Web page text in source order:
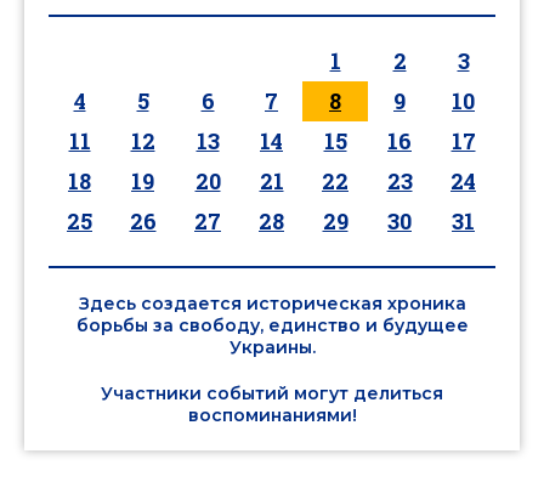
1 2
3
4
5 6 7 8 9
10
11
12 13 14 15 16
17
18
19 20 21 22 23
24
25
26 27 28 29 30 31
Здесь создается историческая хроника
борьбы за свободу, единство и будущее
Украины.
Участники событий могут делиться
воспоминаниями!